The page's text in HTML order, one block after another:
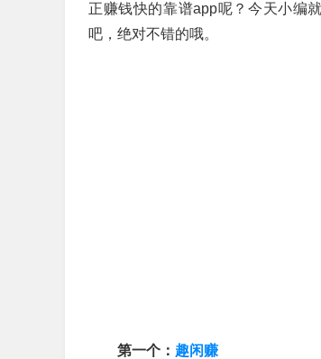
正赚钱快的靠谱app呢？今天小编
吧，绝对不错的哦。
第一个： 趣闲赚